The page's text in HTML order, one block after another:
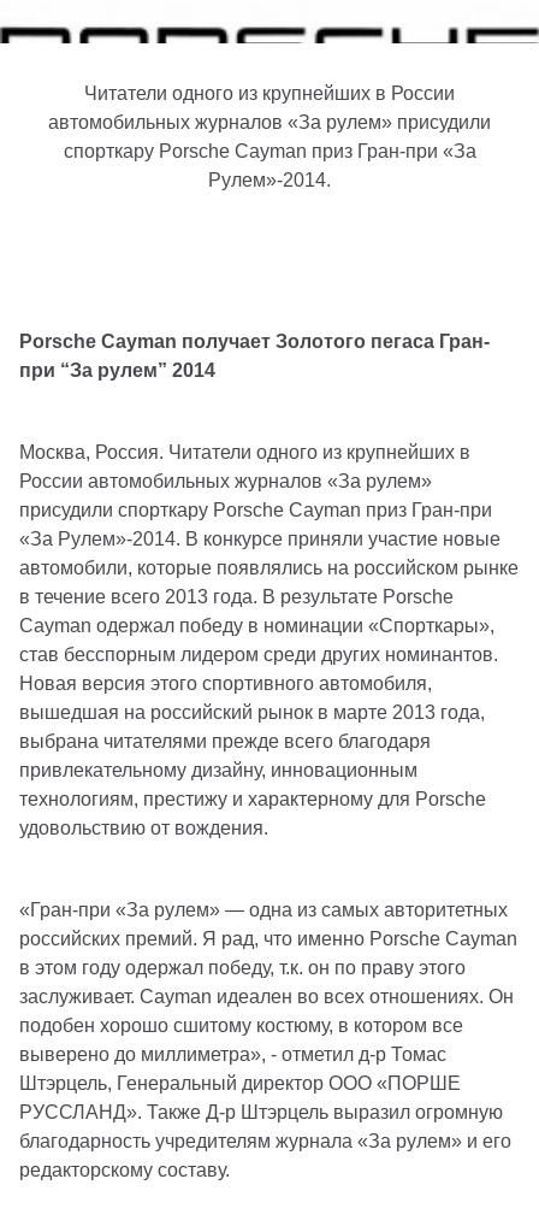
Читатели одного из крупнейших в России
автомобильных журналов «За рулем» присудили
спорткару Porsche Cayman приз Гран-при «За
Рулем»-2014.
Porsche Cayman получает Золотого пегаса Гран-
при “За рулем” 2014
Москва, Россия. Читатели одного из крупнейших в
России автомобильных журналов «За рулем»
присудили спорткару Porsche Cayman приз Гран-при
«За Рулем»-2014. В конкурсе приняли участие новые
автомобили, которые появлялись на российском рынке
в течение всего 2013 года. В результате Porsche
Cayman одержал победу в номинации «Спорткары»,
став бесспорным лидером среди других номинантов.
Новая версия этого спортивного автомобиля,
вышедшая на российский рынок в марте 2013 года,
выбрана читателями прежде всего благодаря
привлекательному дизайну, инновационным
технологиям, престижу и характерному для Porsche
удовольствию от вождения.
«Гран-при «За рулем» — одна из самых авторитетных
российских премий. Я рад, что именно Porsche Cayman
в этом году одержал победу, т.к. он по праву этого
заслуживает. Cayman идеален во всех отношениях. Он
подобен хорошо сшитому костюму, в котором все
выверено до миллиметра», - отметил д-р Томас
Штэрцель, Генеральный директор ООО «ПОРШЕ
РУССЛАНД». Также Д-р Штэрцель выразил огромную
благодарность учредителям журнала «За рулем» и его
редакторскому составу.